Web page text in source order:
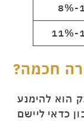
חכמה?
הוא להימנע
כדאי ליישם